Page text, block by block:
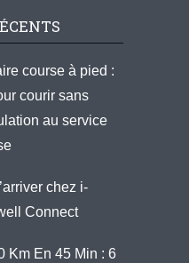
course à pied :
courir sans
au service
chez i-
Connect
Km En 45 Min : 6